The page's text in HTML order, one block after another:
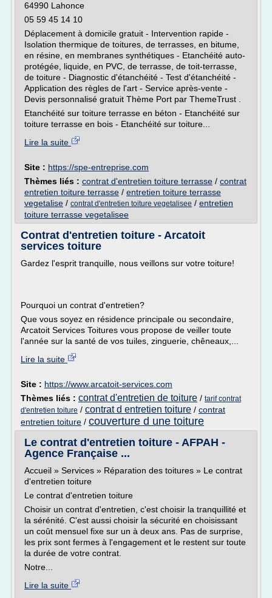
64990 Lahonce
05 59 45 14 10
Déplacement à domicile gratuit - Intervention rapide -
Isolation thermique de toitures, de terrasses, en bitume,
en résine, en membranes synthétiques - Etanchéité auto-
protégée, liquide, en PVC, de terrasse, de toit-terrasse,
de toiture - Diagnostic d'étanchéité - Test d'étanchéité -
Application des règles de l'art - Service après-vente -
Devis personnalisé gratuit Thème Port par ThemeTrust .
Etanchéité sur toiture terrasse en béton - Etanchéité sur
toiture terrasse en bois - Etanchéité sur toiture...
Lire la suite
Site : https://spe-entreprise.com
Thèmes liés : contrat d'entretien toiture terrasse / contrat
entretien toiture terrasse / entretien toiture terrasse
vegetalise / contrat d'entretien toiture vegetalisee / entretien
toiture terrasse vegetalisee
Contrat d'entretien toiture - Arcatoit
services toiture
Gardez l'esprit tranquille, nous veillons sur votre toiture!
Pourquoi un contrat d'entretien?
Que vous soyez en résidence principale ou secondaire,
Arcatoit Services Toitures vous propose de veiller toute
l'année sur la santé de vos tuiles, zinguerie, chêneaux,...
Lire la suite
Site : https://www.arcatoit-services.com
Thèmes liés : contrat d'entretien de toiture / tarif contrat
d'entretien toiture / contrat d entretien toiture / contrat
entretien toiture / couverture d une toiture
Le contrat d'entretien toiture - AFPAH -
Agence Française ...
Accueil » Services » Réparation des toitures » Le contrat
d'entretien toiture
Le contrat d'entretien toiture
Choisir un contrat d'entretien, c'est choisir la tranquillité et
la sérénité. C'est aussi choisir la sécurité en choisissant
un coût mensuel fixe sur un à deux ans. Pas de surprise,
les prix sont fermes à l'engagement et le restent sur toute
la durée de votre contrat.
Notre...
Lire la suite